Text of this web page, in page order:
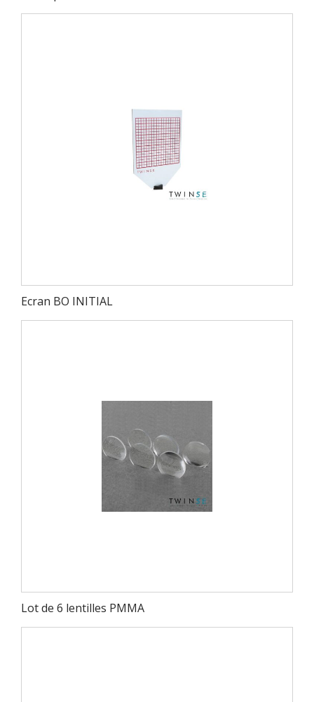
Ecran BO INITIAL
Lot de 6 lentilles PMMA